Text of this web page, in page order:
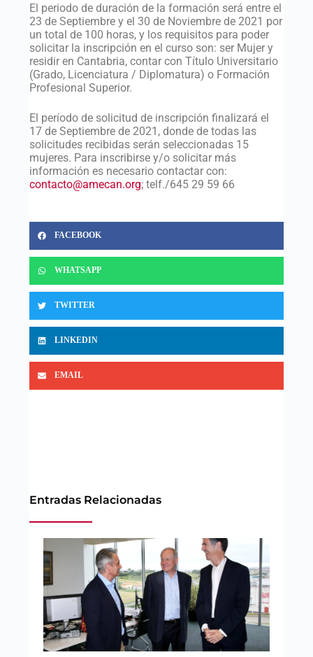
El periodo de duración de la formación será entre el
23 de Septiembre y el 30 de Noviembre de 2021 por
un total de 100 horas, y los requisitos para poder
solicitar la inscripción en el curso son: ser Mujer y
residir en Cantabria, contar con Título Universitario
(Grado, Licenciatura / Diplomatura) o Formación
Profesional Superior.
El período de solicitud de inscripción finalizará el
17 de Septiembre de 2021, donde de todas las
solicitudes recibidas serán seleccionadas 15
mujeres. Para inscribirse y/o solicitar más
información es necesario contactar con:
contacto@amecan.org; telf./645 29 59 66
FACEBOOK
WHATSAPP
TWITTER
LINKEDIN
EMAIL
Entradas Relacionadas